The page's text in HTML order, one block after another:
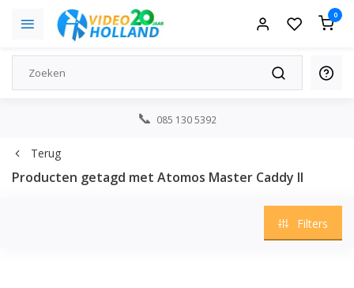
0
085 130 5392
Terug
Producten getagd met Atomos Master Caddy II
Filters